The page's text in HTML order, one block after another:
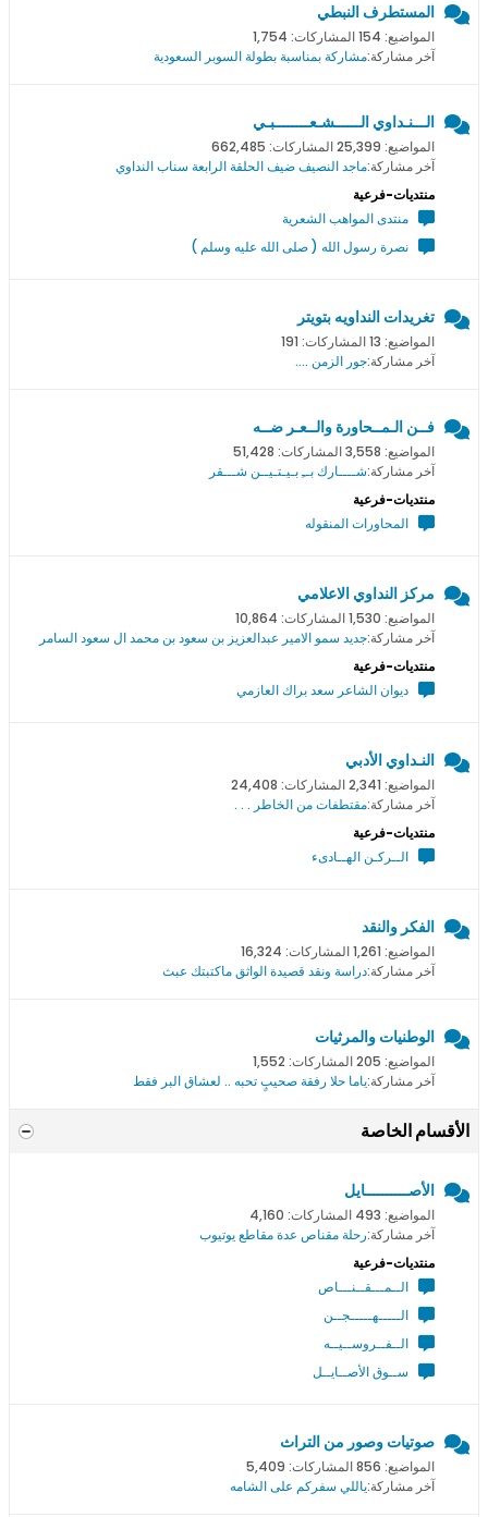
المستطرف النبطي
المواضيع: 154 المشاركات: 1,754
آخر مشاركة:مشاركة بمناسبة بطولة السوبر السعودية
الـــنـداوي الــــــشـعــــــــبـي
المواضيع: 25,399 المشاركات: 662,485
آخر مشاركة:ماجد النصيف ضيف الحلقة الرابعة سناب النداوي
منتديات-فرعية
منتدى المواهب الشعرية
نصرة رسول الله ( صلى الله عليه وسلم )
تغريدات النداويه بتويتر
المواضيع: 13 المشاركات: 191
آخر مشاركة:جور الزمن ....
فــن الـمــحاورة والــعـر ضــه
المواضيع: 3,558 المشاركات: 51,428
آخر مشاركة:شــــارك بــِ بـيـتـيــن شـــقر
منتديات-فرعية
المحاورات المنقوله
مركز النداوي الاعلامي
المواضيع: 1,530 المشاركات: 10,864
آخر مشاركة:جديد سمو اﻻمير عبدالعزيز بن سعود بن محمد ال سعود السامر
منتديات-فرعية
ديوان الشاعر سعد براك العازمي
النـداوي الأدبي
المواضيع: 2,341 المشاركات: 24,408
آخر مشاركة:مقتطفات من الخاطر . . .
منتديات-فرعية
الــركـن الهــادىء
الفكر والنقد
المواضيع: 1,261 المشاركات: 16,324
آخر مشاركة:دراسة ونقد قصيدة الواثق ماكتبتك عبث
الوطنيات والمرثيات
المواضيع: 205 المشاركات: 1,552
آخر مشاركة:ياما حلا رفقة صحيبٍ تحبه .. لعشاق البر فقط
الأقسام الخاصة
الأصــــــــــايل
المواضيع: 493 المشاركات: 4,160
آخر مشاركة:رحلة مقناص عدة مقاطع يوتيوب
منتديات-فرعية
الــمـــقــنـــاص
الـــــهـــــجــن
الــفــروســيــه
ســوق الأصــايــل
صوتيات وصور من التراث
المواضيع: 856 المشاركات: 5,409
آخر مشاركة:ياللي سفركم على الشامه